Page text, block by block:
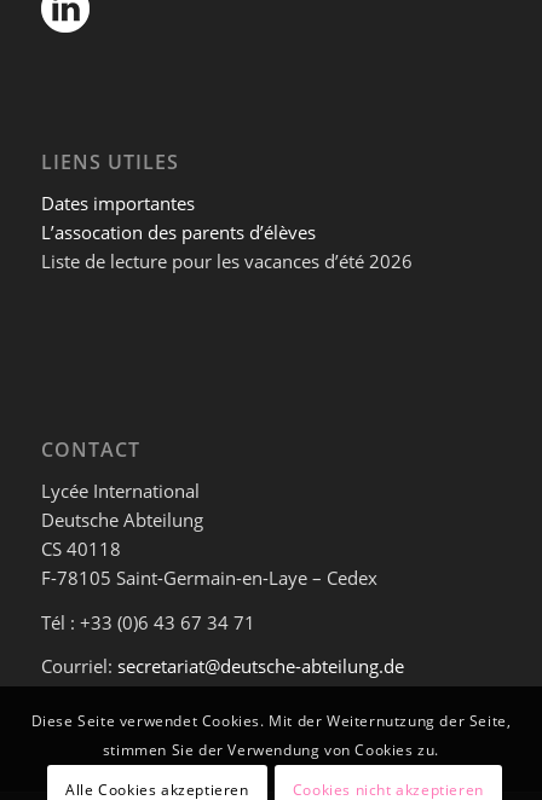
LIENS UTILES
Dates importantes
L’assocation des parents d’élèves
Liste de lecture pour les vacances d’été 2026
CONTACT
Lycée International
Deutsche Abteilung
CS 40118
F-78105 Saint-Germain-en-Laye – Cedex
Tél : +33 (0)6 43 67 34 71
Courriel: secretariat@deutsche-abteilung.de
Diese Seite verwendet Cookies. Mit der Weiternutzung der Seite,
stimmen Sie der Verwendung von Cookies zu.
Alle Cookies akzeptieren
Cookies nicht akzeptieren